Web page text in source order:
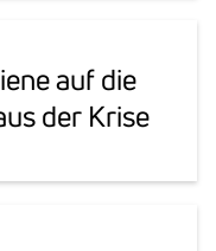
auf die
der Krise